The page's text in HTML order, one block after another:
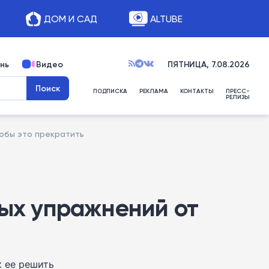
ДОМ И САД ALTUBE
Видео ПЯТНИЦА, 7.08.2026
ПОДПИСКА РЕКЛАМА КОНТАКТЫ ПРЕСС-
РЕЛИЗЫ
это прекратить
упражнений от
ее решить